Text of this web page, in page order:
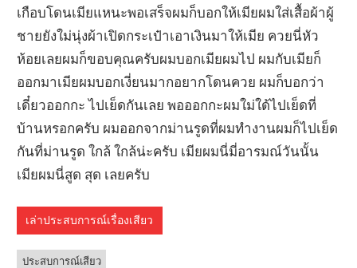
เกือบโดนเมียแหนะพอเสร็จผมก็บอกให้เมียผมใส่เสื้อผ้าผู้
ชายยังใม่นุ่งผ้าเปิดกระเป๋าเอาเงินมาให้เมีย ควยนี่หัว
ห้อยเลยผมก็ขอบคุณครับผมบอกเมียผมไป ผมกับเมียก็
ออกมาเมียผมบอกเงี่ยนมากอยากโดนควย ผมก็บอกว่า
เดี๋ยวออกกะ ไปเย็ดกันเลย พอออกกะผมใม่ใด้ไปเย็ดที่
บ้านหรอกครับ ผมออกจากม่านรูดที่ผมทำงานผมก็ไปเย็ด
กันที่ม่านรูด ใกล้ ใกล้น่ะครับ เมียผมนี่มี่อารมณ์วันนั้น
เมียผมนี่สูด สุด เลยครับ
เล่าประสบการณ์เรื่องเสียว
ประสบการณ์เสียว